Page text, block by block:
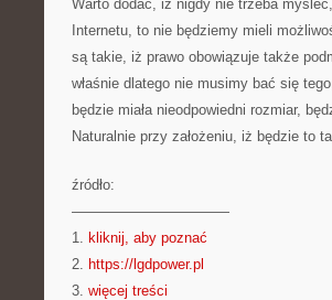
Warto dodać, iż nigdy nie trzeba
Internetu, to nie będziemy mieli
są takie, iż prawo obowiązuje także
właśnie dlatego nie musimy bać się
będzie miała nieodpowiedni rozmiar,
Naturalnie przy założeniu, iż będzie to
źródło:
———————————
1. kliknij, aby poznać
2. https://lgdpower.pl
3. więcej treści